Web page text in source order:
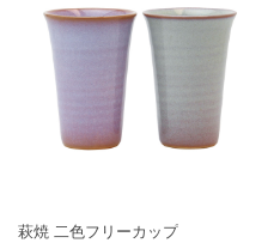
萩焼 二色フリーカップ